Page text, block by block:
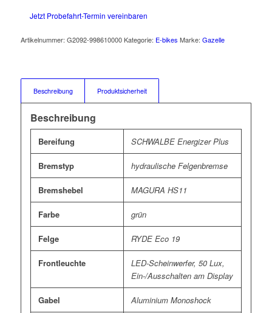
Jetzt Probefahrt-Termin vereinbaren
Artikelnummer: G2092-998610000 Kategorie: E-bikes Marke: Gazelle
Beschreibung Produktsicherheit
Beschreibung
Bereifung SCHWALBE Energizer Plus
Bremstyp hydraulische Felgenbremse
Bremshebel MAGURA HS11
Farbe grün
Felge RYDE Eco 19
Frontleuchte
LED-Scheinwerfer, 50 Lux,
Ein-/Ausschalten am Display
Gabel Aluminium Monoshock